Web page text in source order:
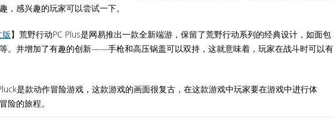
，感兴趣的玩家可以尝试一下。
版】荒野行动PC Plus是网易推出一款全新端游，保留了荒野行动系列的经典设计，如面包
。并增加了有趣的创新——手枪和高压锅盖可以双持，这就意味着，玩家在战斗时可以有
是款动作冒险游戏，这款游戏的画面很复古，在这款游戏中玩家要在游戏中进行体
险的旅程。